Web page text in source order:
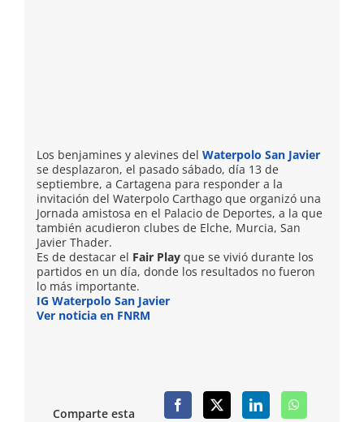
Los benjamines y alevines del Waterpolo San Javier
se desplazaron, el pasado sábado, día 13 de
septiembre, a Cartagena para responder a la
invitación del Waterpolo Carthago que organizó una
Jornada amistosa en el Palacio de Deportes, a la que
también acudieron clubes de Elche, Murcia, San
Javier Thader.
Es de destacar el Fair Play que se vivió durante los
partidos en un día, donde los resultados no fueron
lo más importante.
IG Waterpolo San Javier
Ver noticia en FNRM
Comparte esta